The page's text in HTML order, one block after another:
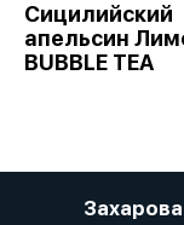
Сицилийский
апельсин
BUBBLE TEA